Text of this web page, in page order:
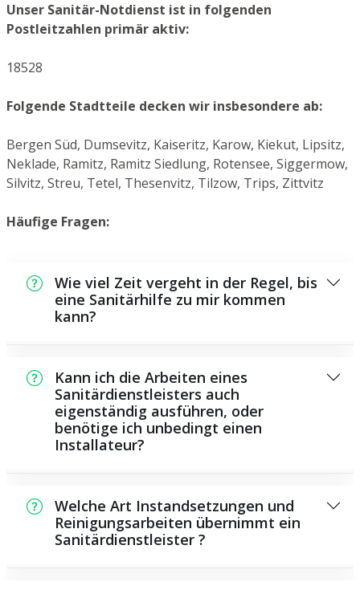
Unser Sanitär-Notdienst ist in folgenden
Postleitzahlen primär aktiv:
18528
Folgende Stadtteile decken wir insbesondere ab:
Bergen Süd, Dumsevitz, Kaiseritz, Karow, Kiekut, Lipsitz,
Neklade, Ramitz, Ramitz Siedlung, Rotensee, Siggermow,
Silvitz, Streu, Tetel, Thesenvitz, Tilzow, Trips, Zittvitz
Häufige Fragen:
Wie viel Zeit vergeht in der Regel, bis
eine Sanitärhilfe zu mir kommen
kann?
der Schadensstelle sein. Das hängt unter
anderem von der Auftragslage zu diesem
Zeitraum ab sowie von der Verkehrssituation
und der örtlichen Gegebenheit.
Kann ich die Arbeiten eines
Sanitärdienstleisters auch
eigenständig ausführen, oder
benötige ich unbedingt einen
Installateur?
Wartungsarbeiten, die Sie selbst
durchführen können, zum Beispiel die
Anwendung von Rohrreinigungsmitteln aus
Welche Art Instandsetzungen und
Reinigungsarbeiten übernimmt ein
Sanitärdienstleister ?